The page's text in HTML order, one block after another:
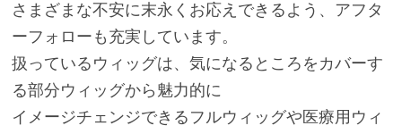
さまざまな不安に末永くお応えできるよう、アフタ
ーフォローも充実しています。
扱っているウィッグは、気になるところをカバーす
る部分ウィッグから魅力的に
イメージチェンジできるフルウィッグや医療用ウィ